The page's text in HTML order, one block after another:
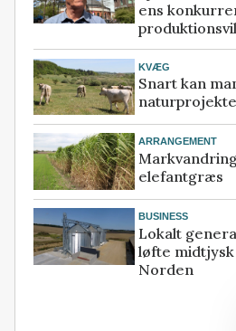
ens
KVÆG
Snart kan
ARRANGEMENT
elefantgræs
BUSINESS
Lokalt
løfte
Norden